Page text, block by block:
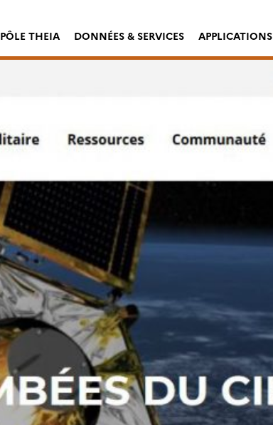
PÔLE THEIA DONNÉES & SERVICES APPLICATIONS